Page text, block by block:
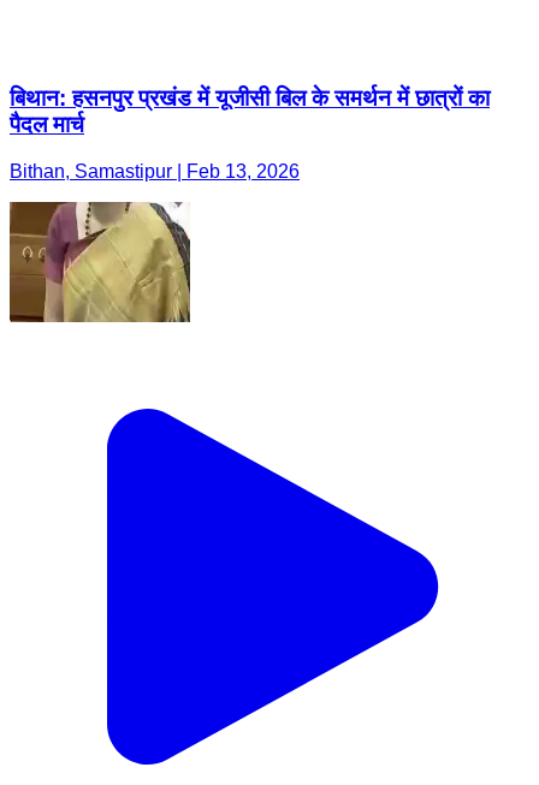
बिथान: हसनपुर प्रखंड में यूजीसी बिल के समर्थन में छात्रों का
पैदल मार्च
Bithan, Samastipur | Feb 13, 2026